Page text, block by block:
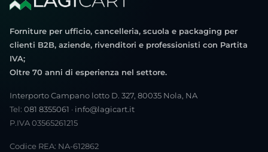
Forniture per ufficio, cancelleria, scuola e packaging per
clienti B2B, aziende, rivenditori e professionisti con Partita
IVA;
Oltre 70 anni di esperienza nel settore.
Interporto Campano lotto D. 327, 80035 Nola, NA
Tel: 081 8355061 · info@lagicart.it
P.IVA 03565261215
Codice REA: NA-612862